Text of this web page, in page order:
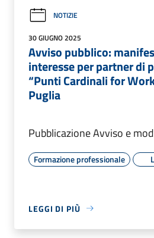
NOTIZIE
30 GIUGNO 2025
Avviso pubblico:
interesse per partner di
“Punti Cardinali for
Puglia
Pubblicazione Avviso e
Formazione professionale
LEGGI DI PIÙ